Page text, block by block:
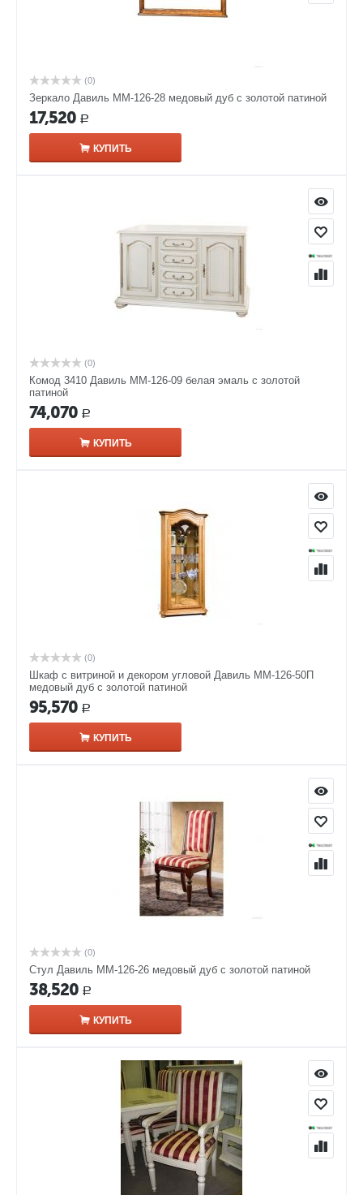
(0)
Зеркало Давиль ММ-126-28 медовый дуб с золотой патиной
17,520 Р
КУПИТЬ
(0)
Комод 3410 Давиль ММ-126-09 белая эмаль с золотой
патиной
74,070 Р
КУПИТЬ
(0)
Шкаф с витриной и декором угловой Давиль ММ-126-50П
медовый дуб с золотой патиной
95,570 Р
КУПИТЬ
(0)
Стул Давиль ММ-126-26 медовый дуб с золотой патиной
38,520 Р
КУПИТЬ